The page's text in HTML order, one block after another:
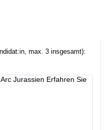
max. 3 insgesamt):